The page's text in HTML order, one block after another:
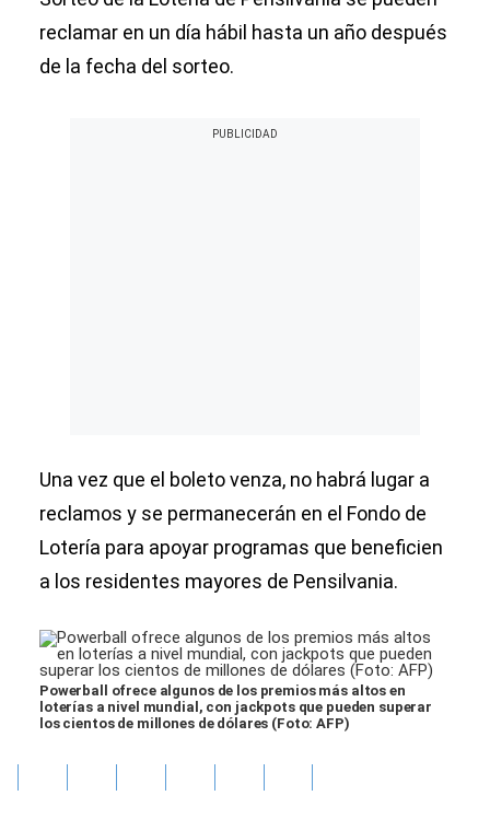
reclamar en un día hábil hasta un año después
de la fecha del sorteo.
Una vez que el boleto venza, no habrá lugar a
reclamos y se permanecerán en el Fondo de
Lotería para apoyar programas que beneficien
a los residentes mayores de Pensilvania.
Powerball ofrece algunos de los premios más altos en
loterías a nivel mundial, con jackpots que pueden superar
los cientos de millones de dólares (Foto: AFP)